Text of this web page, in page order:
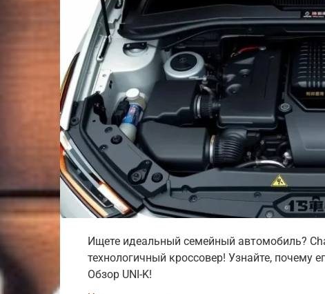
Ищете идеальный семейный автомобиль?
технологичный кроссовер! Узнайте, почему
Обзор UNI-K!